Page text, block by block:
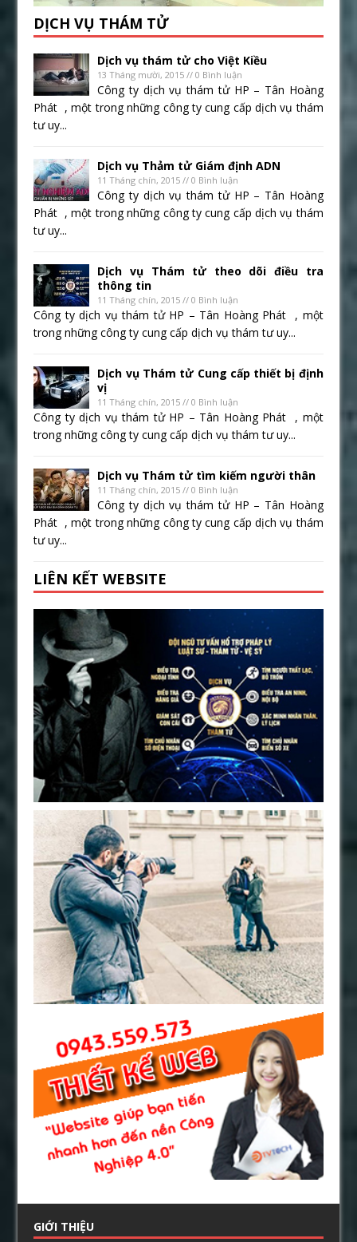
DỊCH VỤ THÁM TỬ
Dịch vụ thám tử cho Việt Kiều
13 Tháng mười, 2015 // 0 Bình luận
Công ty dịch vụ thám tử HP – Tân Hoàng
Phát , một trong những công ty cung cấp dịch vụ thám
tư uy...
Dịch vụ Thảm tử Giám định ADN
11 Tháng chín, 2015 // 0 Bình luận
Công ty dịch vụ thám tử HP – Tân Hoàng
Phát , một trong những công ty cung cấp dịch vụ thám
tư uy...
Dịch vụ Thám tử theo dõi điều tra
thông tin
11 Tháng chín, 2015 // 0 Bình luận
Công ty dịch vụ thám tử HP – Tân Hoàng Phát , một
trong những công ty cung cấp dịch vụ thám tư uy...
Dịch vụ Thám tử Cung cấp thiết bị định
vị
11 Tháng chín, 2015 // 0 Bình luận
Công ty dịch vụ thám tử HP – Tân Hoàng Phát , một
trong những công ty cung cấp dịch vụ thám tư uy...
Dịch vụ Thám tử tìm kiếm người thân
11 Tháng chín, 2015 // 0 Bình luận
Công ty dịch vụ thám tử HP – Tân Hoàng
Phát , một trong những công ty cung cấp dịch vụ thám
tư uy...
LIÊN KẾT WEBSITE
GIỚI THIỆU